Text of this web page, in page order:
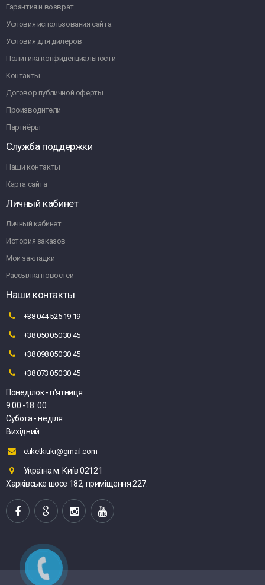
Гарантия и возврат
Условия использования сайта
Условия для дилеров
Политика конфиденциальности
Контакты
Договор публичной оферты.
Производители
Партнёры
Служба поддержки
Наши контакты
Карта сайта
Личный кабинет
Личный кабинет
История заказов
Мои закладки
Рассылка новостей
Наши контакты
+38 044 525 19 19
+38 050 050 30 45
+38 098 050 30 45
+38 073 050 30 45
Понеділок - п'ятниця
9:00 -18: 00
Субота - неділя
Вихідний
etiketkiukr@gmail.com
Україна м. Київ 02121
Харківське шосе 182, приміщення 227.